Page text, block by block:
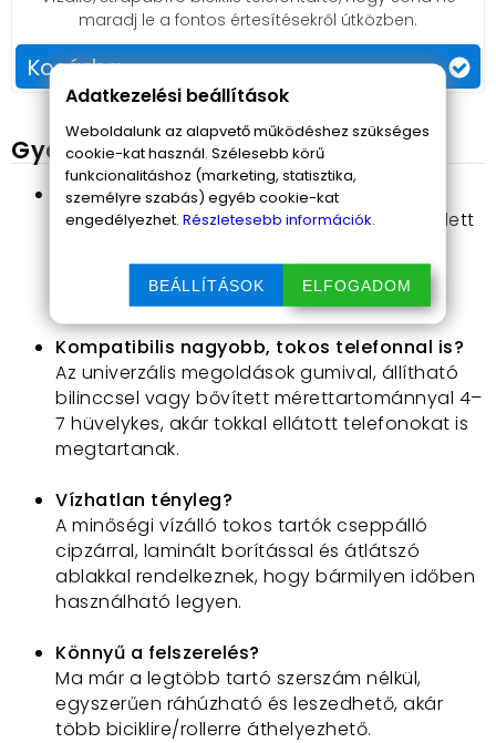
Erős, minőségi anyaghasználat: Strapabíró,
időjárásálló műanyagból, ütésálló szilikonból
körülmények között is helytálljanak.
Kényelmes és biztonságos telefonhasználat
A telefont anélkül használhatod – például
hívásfogadás, zeneváltás vagy
útvonaltervezés céljából –, hogy levennéd a
kezed a kormányról vagy a mobilod a
tartóból, így növeled a biztonságot és
csökkented a figyelemelvonást.
Mire figyelj vásárláskor?
Kormány átmérője– mindig ellenőrizd, hogy a
tartó illik-e a bringád, roller vagy robogó
kormányára.
Telefon mérete
kimondottan a saját készülékedre szabott
típust.
Védelmi funkciók – eső, por, ütés, karcolás
elleni védelem.
Állíthatóság és komfort– mennyire
fordítható, állítható szögű a tartó?
Gyors oldás/zárás– hogy a használat mindig
gördülékeny legyen, főleg városi
közlekedésben vagy sportoláskor.
maradj le a fontos értesítésekről útközben.
Kosárba
Gyakori kérdések
Nem zavarja a kilátást vagy a kormányt?
A legtöbb kormányra rögzíthető tartó úgy lett
részeket, és stabilan maradjon a helyén
kanyarodásnál, rázkódásnál is.
Kompatibilis nagyobb, tokos telefonnal is?
Az univerzális megoldások gumival, állítható
bilinccsel vagy bővített mérettartománnyal 4–
7 hüvelykes, akár tokkal ellátott telefonokat is
megtartanak.
Vízhatlan tényleg?
A minőségi vízálló tokos tartók cseppálló
cipzárral, laminált borítással és átlátszó
ablakkal rendelkeznek, hogy bármilyen időben
használható legyen.
Könnyű a felszerelés?
Ma már a legtöbb tartó szerszám nélkül,
egyszerűen ráhúzható és leszedhető, akár
több biciklire/rollerre áthelyezhető.
Adatkezelési beállítások
Weboldalunk az alapvető működéshez szükséges
cookie-kat használ. Szélesebb körű
funkcionalitáshoz (marketing, statisztika,
személyre szabás) egyéb cookie-kat
engedélyezhet. Részletesebb információk.
BEÁLLÍTÁSOK ELFOGADOM